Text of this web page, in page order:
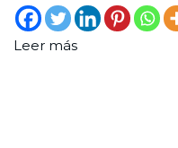
Leer más